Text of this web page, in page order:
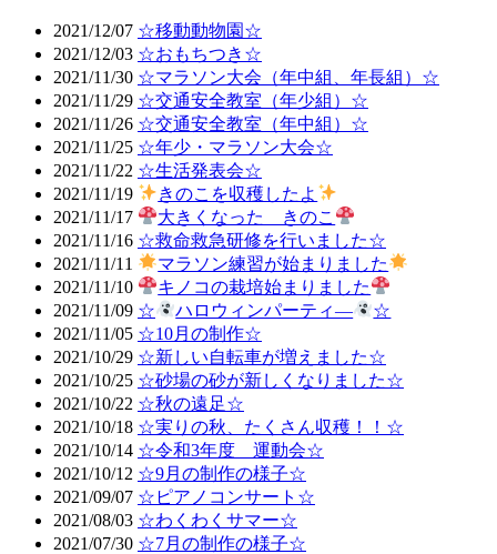
2021/12/07 ☆移動動物園☆
2021/12/03 ☆おもちつき☆
2021/11/30 ☆マラソン大会（年中組、年長組）☆
2021/11/29 ☆交通安全教室（年少組）☆
2021/11/26 ☆交通安全教室（年中組）☆
2021/11/25 ☆年少・マラソン大会☆
2021/11/22 ☆生活発表会☆
2021/11/19
きのこを収穫したよ
2021/11/17
大きくなった きのこ
2021/11/16 ☆救命救急研修を行いました☆
2021/11/11
マラソン練習が始まりました
2021/11/10
キノコの栽培始まりました
2021/11/09 ☆ ハロウィンパーティ―
☆
2021/11/05 ☆10月の制作☆
2021/10/29 ☆新しい自転車が増えました☆
2021/10/25 ☆砂場の砂が新しくなりました☆
2021/10/22 ☆秋の遠足☆
2021/10/18 ☆実りの秋、たくさん収穫！！☆
2021/10/14 ☆令和3年度 運動会☆
2021/10/12 ☆9月の制作の様子☆
2021/09/07 ☆ピアノコンサート☆
2021/08/03 ☆わくわくサマー☆
2021/07/30 ☆7月の制作の様子☆